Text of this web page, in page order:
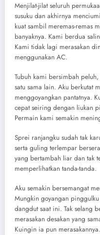
Menjilat-jilat seluruh
susuku dan akhirnya
kuat sambil meremas-remas
banyaknya. Kami berdua
Kami tidak lagi merasakan
menggunakan AC.
Tubuh kami bersimbah
satu sama lain. Aku berkutat
menggoyangkan pantatnya.
cepat seiring dengan liukan
Permain kami semakin
Sprei ranjangku sudah tak
serta guling terlempar
yang bertambah liar dan tak
memperlihatkan tanda-tanda.
Aku semakin bersemangat
Mungkin goyangan
dangdut saat ini. Tak selang
merasakan desakan yang
Kuingin ia pun